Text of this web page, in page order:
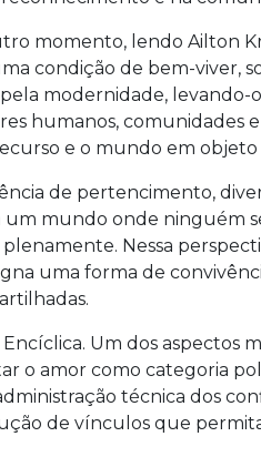
momento, lendo Ailton
condição de bem-viver,
modernidade, levando-
humanos, comunidades
e o mundo em objeto
de pertencimento,
mundo onde ninguém
Nessa
uma forma de
Um dos aspectos
o amor como categoria
técnica dos
de vínculos que